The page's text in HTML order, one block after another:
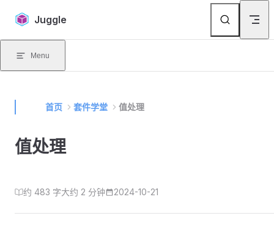
Skip to content
Juggle
Menu
首页 套件学堂 值处理
值处理
约 483 字大约 2 分钟 2024-10-21